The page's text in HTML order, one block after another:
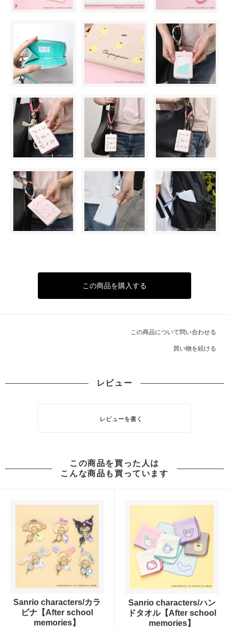
この商品を購入する
この商品について問い合わせる
買い物を続ける
レビュー
レビューを書く
この商品を買った人は
こんな商品も買っています
Sanrio characters/カラ
ビナ【After school
memories】
Sanrio characters/ハン
ドタオル【After school
memories】